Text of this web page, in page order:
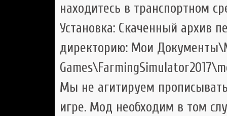
находитесь в транспортном
Установка: Скаченный архив
директорию: Мои
Мы не агитируем
игре. Мод необходим в том